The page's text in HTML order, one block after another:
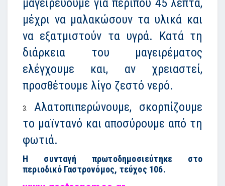
μαγειρεύουμε για περίπου 45 λεπτά,
μέχρι να μαλακώσουν τα υλικά και
να εξατμιστούν τα υγρά. Κατά τη
διάρκεια του μαγειρέματος
ελέγχουμε και, αν χρειαστεί,
προσθέτουμε λίγο ζεστό νερό.
Αλατοπιπερώνουμε, σκορπίζουμε
το μαϊντανό και αποσύρουμε από τη
φωτιά.
Η συνταγή πρωτοδημοσιεύτηκε στο
περιοδικό Γαστρονόμος, τεύχος 106.